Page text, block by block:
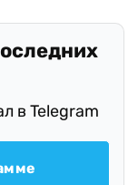
в Telegram